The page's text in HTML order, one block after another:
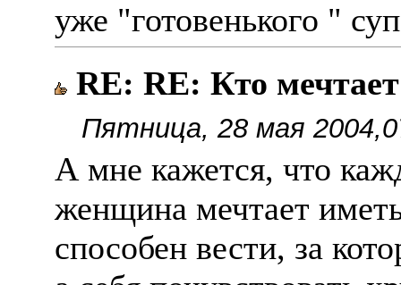
уже "готовенького "
RE: RE: Кто
Пятница, 28 мая
А мне кажется, что
женщина мечтает
способен вести, за